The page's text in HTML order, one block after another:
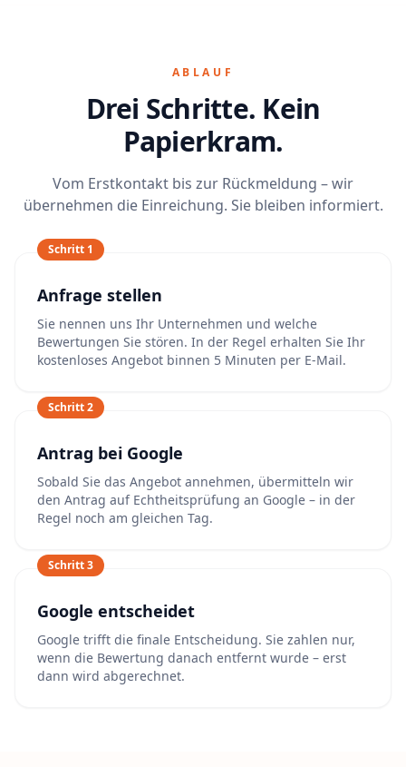
ABLAUF
Drei Schritte. Kein
Papierkram.
Vom Erstkontakt bis zur Rückmeldung – wir
übernehmen die Einreichung. Sie bleiben informiert.
Schritt 1
Anfrage stellen
Sie nennen uns Ihr Unternehmen und welche
Bewertungen Sie stören. In der Regel erhalten Sie Ihr
kostenloses Angebot binnen 5 Minuten per E-Mail.
Schritt 2
Antrag bei Google
Sobald Sie das Angebot annehmen, übermitteln wir
den Antrag auf Echtheitsprüfung an Google – in der
Regel noch am gleichen Tag.
Schritt 3
Google entscheidet
Google trifft die finale Entscheidung. Sie zahlen nur,
wenn die Bewertung danach entfernt wurde – erst
dann wird abgerechnet.